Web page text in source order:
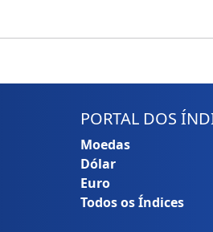
PORTAL DOS
Moedas
Dólar
Euro
Todos os Índices